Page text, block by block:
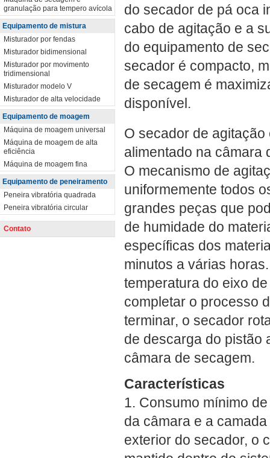
granulação para tempero avícola
Equipamento de mistura
Misturador por fendas
Misturador bidimensional
Misturador por movimento
tridimensional
Misturador modelo V
Misturador de alta velocidade
Equipamento de moagem
Máquina de moagem universal
Máquina de moagem de alta
eficiência
Máquina de moagem fina
Equipamento de peneiramento
Peneira vibratória quadrada
Peneira vibratória circular
Contato
do secador de pá oca
cabo de agitação e a
do equipamento de
secador é compacto,
de secagem é
disponível.
O secador de
alimentado na câmara
O mecanismo de
uniformemente todos
grandes peças que
de humidade do
específicas dos
minutos a várias
temperatura do eixo
completar o processo
terminar, o secador
de descarga do pistão
câmara de secagem.
Características
1. Consumo mínimo
da câmara e a
exterior do secador, o